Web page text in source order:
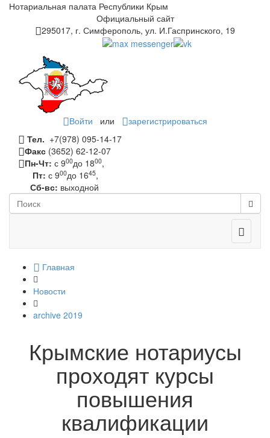
Нотариальная палата Республики Крым
Официальный сайт
295017, г. Симферополь, ул. И.Гаспринского, 19
Войти или
зарегистрироваться
Тел. +7(978) 095-14-17
Факс (3652) 62-12-07
Пн-Чт: с 900до 1800,
Пт: с 900до 1645,
Сб-вс: выходной
Toggle
Главная
Новости
archive 2019
Крымские нотариусы
проходят курсы
повышения
квалификации